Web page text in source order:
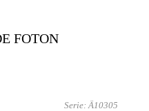
FOTON
Serie: Ä10305